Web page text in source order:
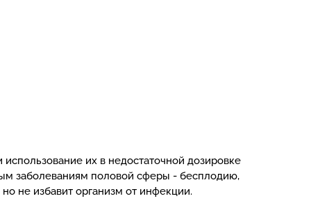
их в недостаточной дозировке
заболеваниям половой сферы - бесплодию,
не избавит организм от инфекции.